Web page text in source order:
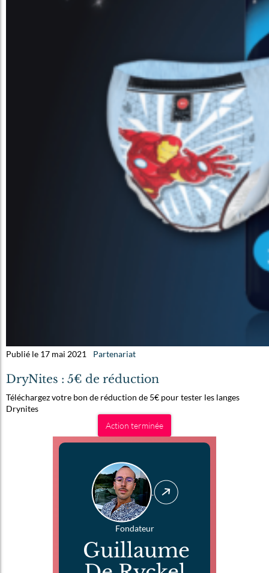
Publié le 17 mai 2021 Partenariat
DryNites : 5€ de réduction
Téléchargez votre bon de réduction de 5€ pour tester les langes
Drynites
Action terminée
Fondateur
Guillaume